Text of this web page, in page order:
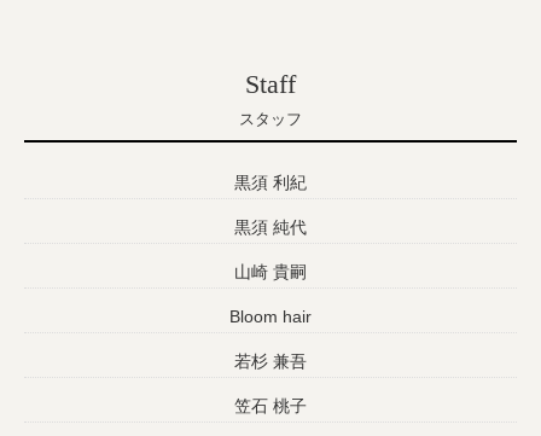
Staff
スタッフ
黒須 利紀
黒須 純代
山崎 貴嗣
Bloom hair
若杉 兼吾
笠石 桃子